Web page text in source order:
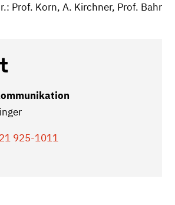
Prof. Korn, A. Kirchner, Prof. Bahr
925-1011